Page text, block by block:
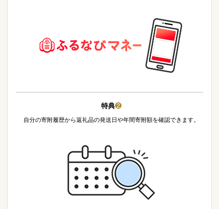
特典❷
自分の寄附履歴から返礼品の発送日や年間寄附額を確認できます。